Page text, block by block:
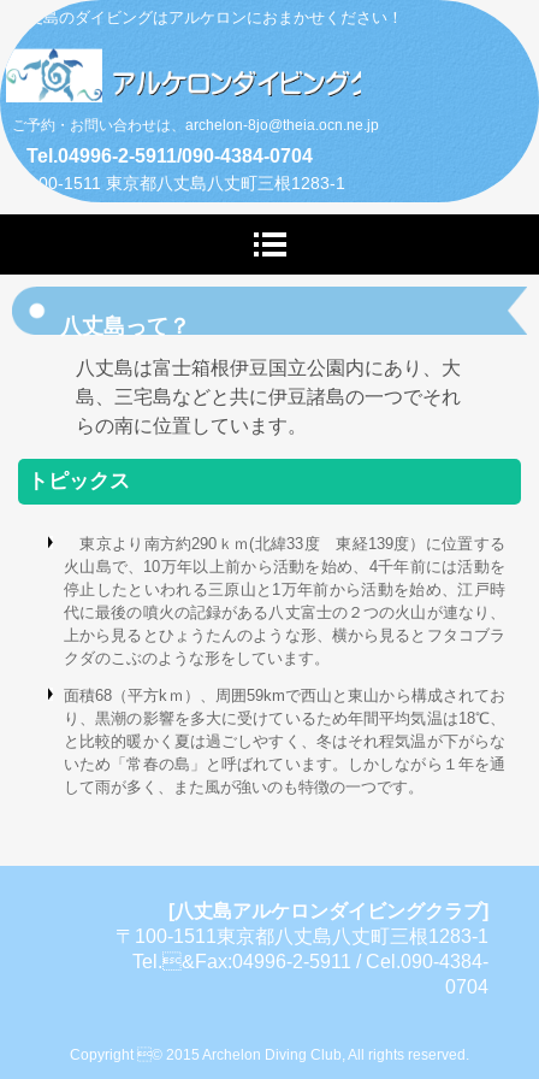
八丈島のダイビングはアルケロンにおまかせください！
ご予約・お問い合わせは、archelon-8jo@theia.ocn.ne.jp
Tel.04996-2-5911/090-4384-0704
〒100-1511 東京都八丈島八丈町三根1283-1
八丈島って？
八丈島は富士箱根伊豆国立公園内にあり、大
島、三宅島などと共に伊豆諸島の一つでそれ
らの南に位置しています。
トピックス
東京より南方約290ｋｍ(北緯33度 東経139度）に位置する
火山島で、10万年以上前から活動を始め、4千年前には活動を
停止したといわれる三原山と1万年前から活動を始め、江戸時
代に最後の噴火の記録がある八丈富士の２つの火山が連なり、
上から見るとひょうたんのような形、横から見るとフタコブラ
クダのこぶのような形をしています。
面積68（平方kｍ）、周囲59kmで西山と東山から構成されてお
り、黒潮の影響を多大に受けているため年間平均気温は18℃、
と比較的暖かく夏は過ごしやすく、冬はそれ程気温が下がらな
いため「常春の島」と呼ばれています。しかしながら１年を通
して雨が多く、また風が強いのも特徴の一つです。
[八丈島アルケロンダイビングクラブ]
〒100-1511東京都八丈島八丈町三根1283-1
Tel.&Fax:04996-2-5911 / Cel.090-4384-
0704
Copyright © 2015 Archelon Diving Club, All rights reserved.